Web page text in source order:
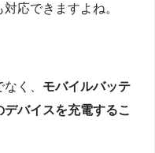
応できますよね。
く、 モバイルバッテ
バイスを充電するこ